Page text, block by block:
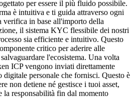
per essere il più fluido possibile.
è intuitiva e ti guida attraverso ogni
verifica in base all'importo della
il sistema KYC flessibile dei nostri
sia efficiente e intuitivo. Questo
critico per aderire alle
l'ecosistema. Una volta
ICP vengono inviati direttamente
personale che fornisci. Questo è
non detiene né gestisce i tuoi asset,
responsabilità fin dal momento